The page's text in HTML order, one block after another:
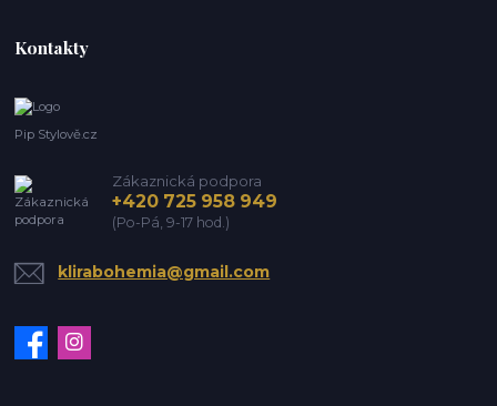
Kontakty
Pip Stylově.cz
Zákaznická podpora
+420 725 958 949
(Po-Pá, 9-17 hod.)
klirabohemia@gmail.com